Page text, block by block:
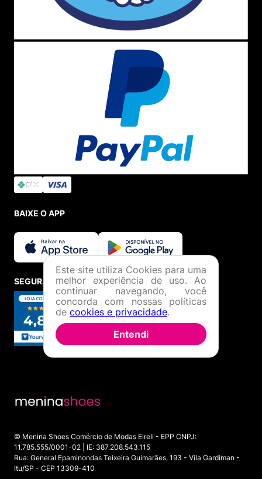
BAIXE O APP
SEGURANÇA E CREDIBILIDADE
© Menina Shoes Comércio de Modas Eireli - EPP CNPJ:
11.785.555/0001-02 | IE: 387.208.543.115
Rua: General Epaminondas Teixeira Guimarães, 193 - Vila Gardiman -
Itu/SP - CEP 13309-410
Este site utiliza Cookies para uma
melhor experiência de uso. Ao
continuar navegando, você
concorda com nossas políticas
de cookies e privacidade.
Entendi